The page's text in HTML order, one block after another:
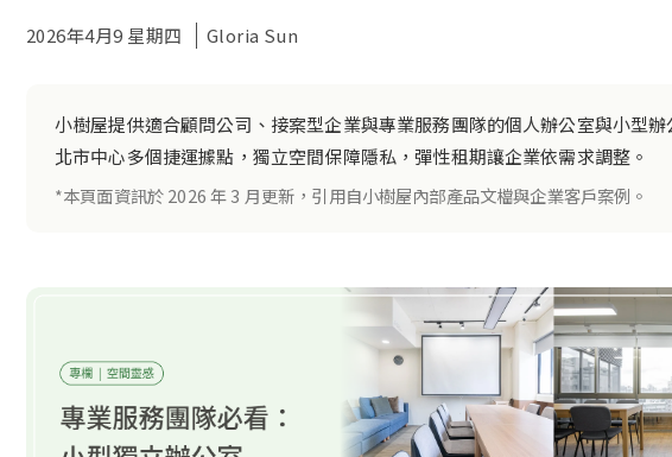
2026年4月9 星期四 Gloria Sun
小樹屋提供適合顧問公司、接案型企業與專業服務團隊的個人辦公室與小型辦
北市中心多個捷運據點，獨立空間保障隱私，彈性租期讓企業依需求調整。
*本頁面資訊於 2026 年 3 月更新，引用自小樹屋內部產品文檔與企業客戶案例。